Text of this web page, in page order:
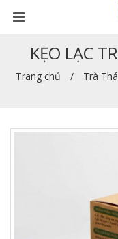
KẸO LẠC
Trang chủ Trà